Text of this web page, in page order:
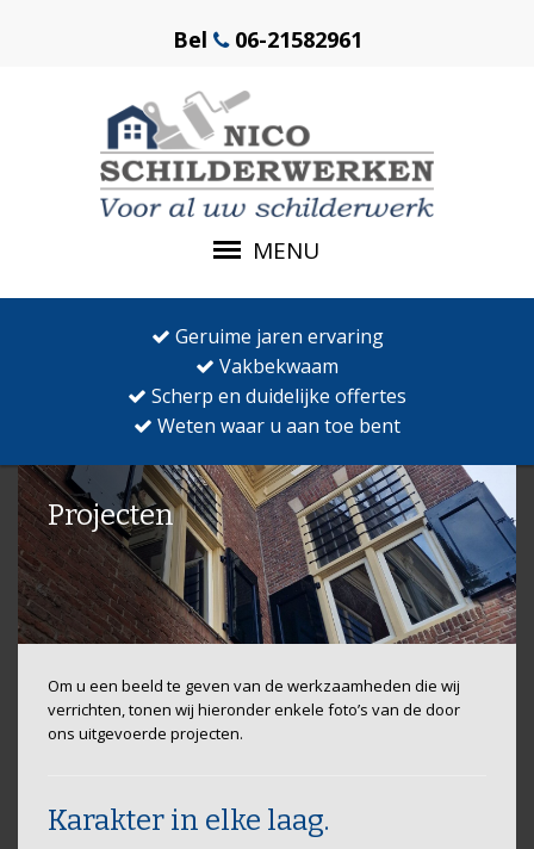
Bel 06-21582961
MENU
Geruime jaren ervaring
Vakbekwaam
Scherp en duidelijke offertes
Weten waar u aan toe bent
Projecten
Om u een beeld te geven van de werkzaamheden die wij
verrichten, tonen wij hieronder enkele foto’s van de door
ons uitgevoerde projecten.
Karakter in elke laag.